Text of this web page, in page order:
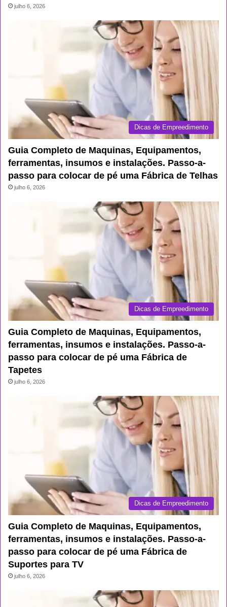
julho 6, 2026
Dicas de Empreedimento
Guia Completo de Maquinas, Equipamentos,
ferramentas, insumos e instalações. Passo-a-
passo para colocar de pé uma Fábrica de Telhas
julho 6, 2026
Dicas de Empreedimento
Guia Completo de Maquinas, Equipamentos,
ferramentas, insumos e instalações. Passo-a-
passo para colocar de pé uma Fábrica de
Tapetes
julho 6, 2026
Dicas de Empreedimento
Guia Completo de Maquinas, Equipamentos,
ferramentas, insumos e instalações. Passo-a-
passo para colocar de pé uma Fábrica de
Suportes para TV
julho 6, 2026